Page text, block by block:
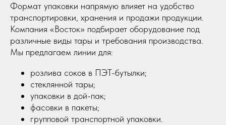
Формат упаковки напрямую влияет на удобство
транспортировки, хранения и продажи продукции.
Компания «Восток» подбирает оборудование под
различные виды тары и требования производства.
Мы предлагаем линии для:
розлива соков в ПЭТ-бутылки;
стеклянной тары;
упаковки в дой-пак;
фасовки в пакеты;
групповой транспортной упаковки.